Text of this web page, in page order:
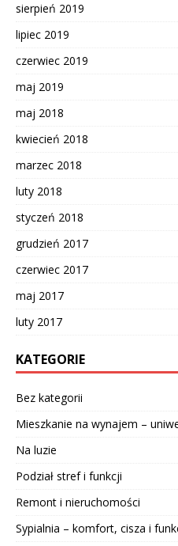
sierpień 2019
lipiec 2019
czerwiec 2019
maj 2019
maj 2018
kwiecień 2018
marzec 2018
luty 2018
styczeń 2018
grudzień 2017
czerwiec 2017
maj 2017
luty 2017
KATEGORIE
Bez kategorii
Mieszkanie na wynajem –
Na luzie
Podział stref i funkcji
Remont i nieruchomości
Sypialnia – komfort, cisza i